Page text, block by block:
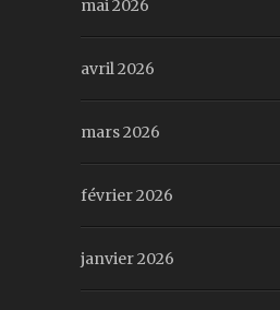
mai 2026
avril 2026
mars 2026
février 2026
janvier 2026